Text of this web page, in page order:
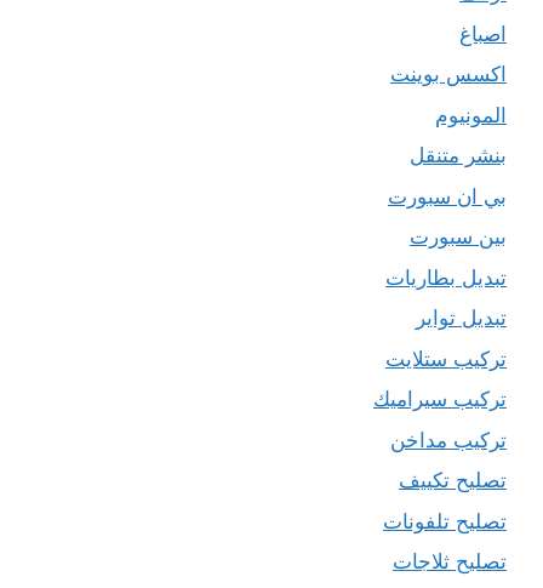
اصباغ
اكسس بوينت
المونيوم
بنشر متنقل
بي ان سبورت
بين سبورت
تبديل بطاريات
تبديل تواير
تركيب ستلايت
تركيب سيراميك
تركيب مداخن
تصليح تكييف
تصليح تلفونات
تصليح ثلاجات